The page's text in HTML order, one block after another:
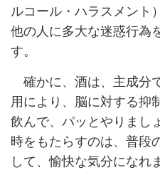
ルコール・ハラスメント
他の人に多大な迷惑行為
す。
確かに、酒は、主成分
用により、脳に対する抑
飲んで、パッとやりまし
時をもたらすのは、普段
して、愉快な気分になれ